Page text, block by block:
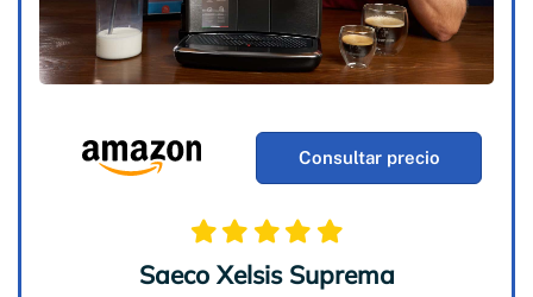
Saeco Xelsis Suprema
Consultar precio